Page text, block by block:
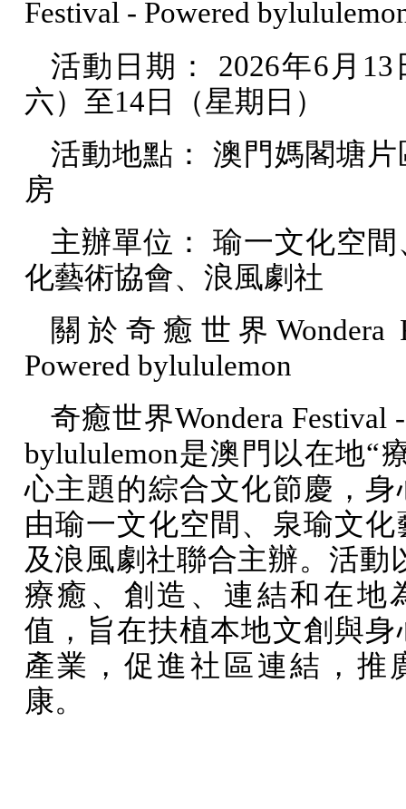
Festival - Powered
活動日期：
2026年6 月 13
六）至14 日（星期日）
活動地點： 澳門媽閣塘片
房
主辦單位： 瑜一文化空
化藝術協會、浪風劇社
關於奇癒世界 Wondera
Powered bylululemon
奇癒世界Wondera Festival
bylululemon是澳門以在地“
心主題的綜合文化節慶，身
由瑜一文化空間、泉瑜文化
及浪風劇社聯合主辦。活動
療癒、創造、連結和在地
值，旨在扶植本地文創與身
產業，促進社區連結，推
康。